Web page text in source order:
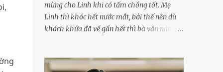
mừng cho Linh khi có tấm chồng tốt. Mẹ
Linh thì khóc hết nước mắt, bởi thế nên dù
khách khứa đã về gần hết thì bà vẫn nán lại
được 1 năm thì mẹ cô sức khỏe yếu đi nên cô